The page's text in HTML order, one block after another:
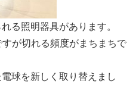
る照明器具があります。
が切れる頻度がまちまちで
球を新しく取り替えまし